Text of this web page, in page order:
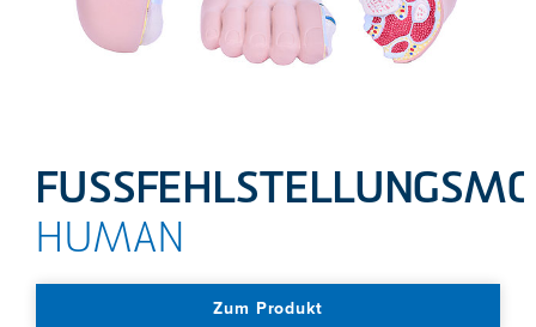
HUMAN
Zum Produkt